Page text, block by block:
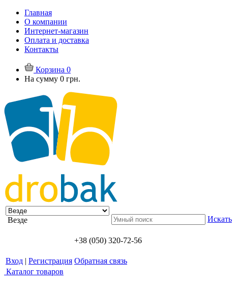
Главная
О компании
Интернет-магазин
Оплата и доставка
Контакты
Корзина 0
На сумму 0 грн.
Везде Искать
+38 (050) 320-72-56
Вход | Регистрация Обратная связь
Каталог товаров